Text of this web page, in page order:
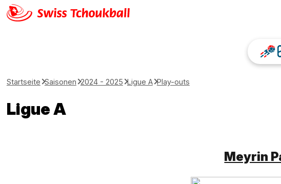
Startseite Saisonen 2024 - 2025 Ligue A Play-outs
Ligue A
Meyrin